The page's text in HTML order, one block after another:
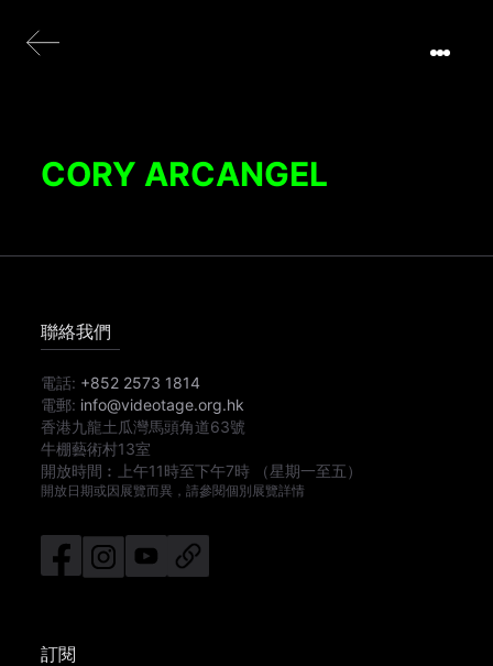
CORY ARCANGEL
聯絡我們
電話: +852 2573 1814
電郵: info@videotage.org.hk
香港九龍土瓜灣馬頭角道63號
牛棚藝術村13室
開放時間︰
上午11時至下午7時 （星期一至五）
開放日期或因展覽而異，請參閱個別展覽詳情
訂閱